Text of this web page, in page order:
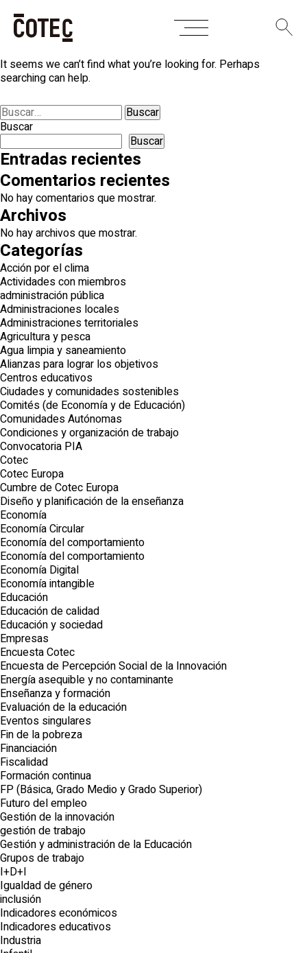
SkipNothing Found
It seems we can’t find what you’re looking for. Perhaps
searching can help.
Buscar:
Buscar
Buscar
Entradas recientes
Comentarios recientes
No hay comentarios que mostrar.
Archivos
No hay archivos que mostrar.
Categorías
Acción por el clima
Actividades con miembros
administración pública
Administraciones locales
Administraciones territoriales
Agricultura y pesca
Agua limpia y saneamiento
Alianzas para lograr los objetivos
Centros educativos
Ciudades y comunidades sostenibles
Comités (de Economía y de Educación)
Comunidades Autónomas
Condiciones y organización de trabajo
Convocatoria PIA
Cotec
Cotec Europa
Cumbre de Cotec Europa
Diseño y planificación de la enseñanza
Economía
Economía Circular
Economía del comportamiento
Economía del comportamiento
Economía Digital
Economía intangible
Educación
Educación de calidad
Educación y sociedad
Empresas
Encuesta Cotec
Encuesta de Percepción Social de la Innovación
Energía asequible y no contaminante
Enseñanza y formación
Evaluación de la educación
Eventos singulares
Fin de la pobreza
Financiación
Fiscalidad
Formación continua
FP (Básica, Grado Medio y Grado Superior)
Futuro del empleo
Gestión de la innovación
gestión de trabajo
Gestión y administración de la Educación
Grupos de trabajo
I+D+I
Igualdad de género
inclusión
Indicadores económicos
Indicadores educativos
Industria